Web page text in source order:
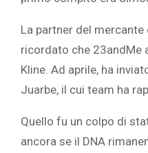
La partner del mercante
ricordato che 23andMe
Kline. Ad aprile, ha
Juarbe, il cui team ha
Quello fu un colpo di
ancora se il DNA